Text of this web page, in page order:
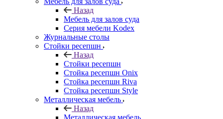
Назад
Мебель для залов суда
Серия мебели Kodex
Журнальные столы
Стойки ресепшн
Назад
Стойки ресепшн
Стойка ресепшн Onix
Стойка ресепшн Riva
Стойка ресепшн Style
Металлическая мебель
Назад
Металлическая мебель